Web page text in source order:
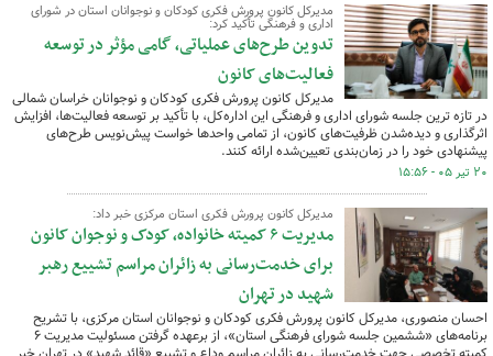
مدیرکل کانون پرورش فکری کودکان و نوجوانان استان در شورای
اداری و فرهنگی تأکید کرد:
تدوین طرح‌های عملیاتی، گامی مؤثر در توسعه
فعالیت‌های کانون
مدیرکل کانون پرورش فکری کودکان و نوجوانان خراسان شمالی
در تازه ترین جلسه شورای اداری و فرهنگی این اداره‌کل، با تأکید بر توسعه فعالیت‌ها، افزایش
اثرگذاری و دیده‌شدن ظرفیت‌های کانون، از تمامی واحدها خواست پیش‌نویس طرح‌های
پیشنهادی خود را در زمان‌بندی تعیین‌شده ارائه کنند.
۲۰ تیر ۰۵ - ۱۵:۵۶
مدیرکل کانون پرورش فکری استان مرکزی خبر داد:
مدیریت ۶ کمیته خانواده، کودک و نوجوان کانون
برای خدمت‌رسانی به زائران مراسم تشییع رهبر
شهید در تهران
احسان منصوری، مدیرکل کانون پرورش فکری کودکان و نوجوانان استان مرکزی، با تشریح
برنامه‌های «ششمین جلسه شورای فرهنگی استان»، از برعهده گرفتن مسئولیت مدیریت ۶